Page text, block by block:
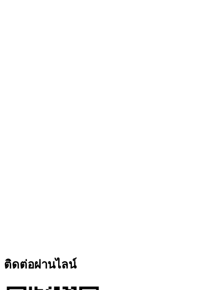
ติดต่อผ่านไลน์